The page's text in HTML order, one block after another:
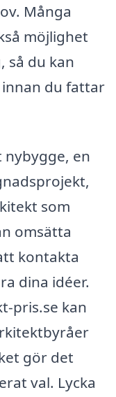
Många
möjlighet
så du kan
du fattar
en
som
omsätta
kontakta
dina idéer.
pris.se kan
gör det
val. Lycka